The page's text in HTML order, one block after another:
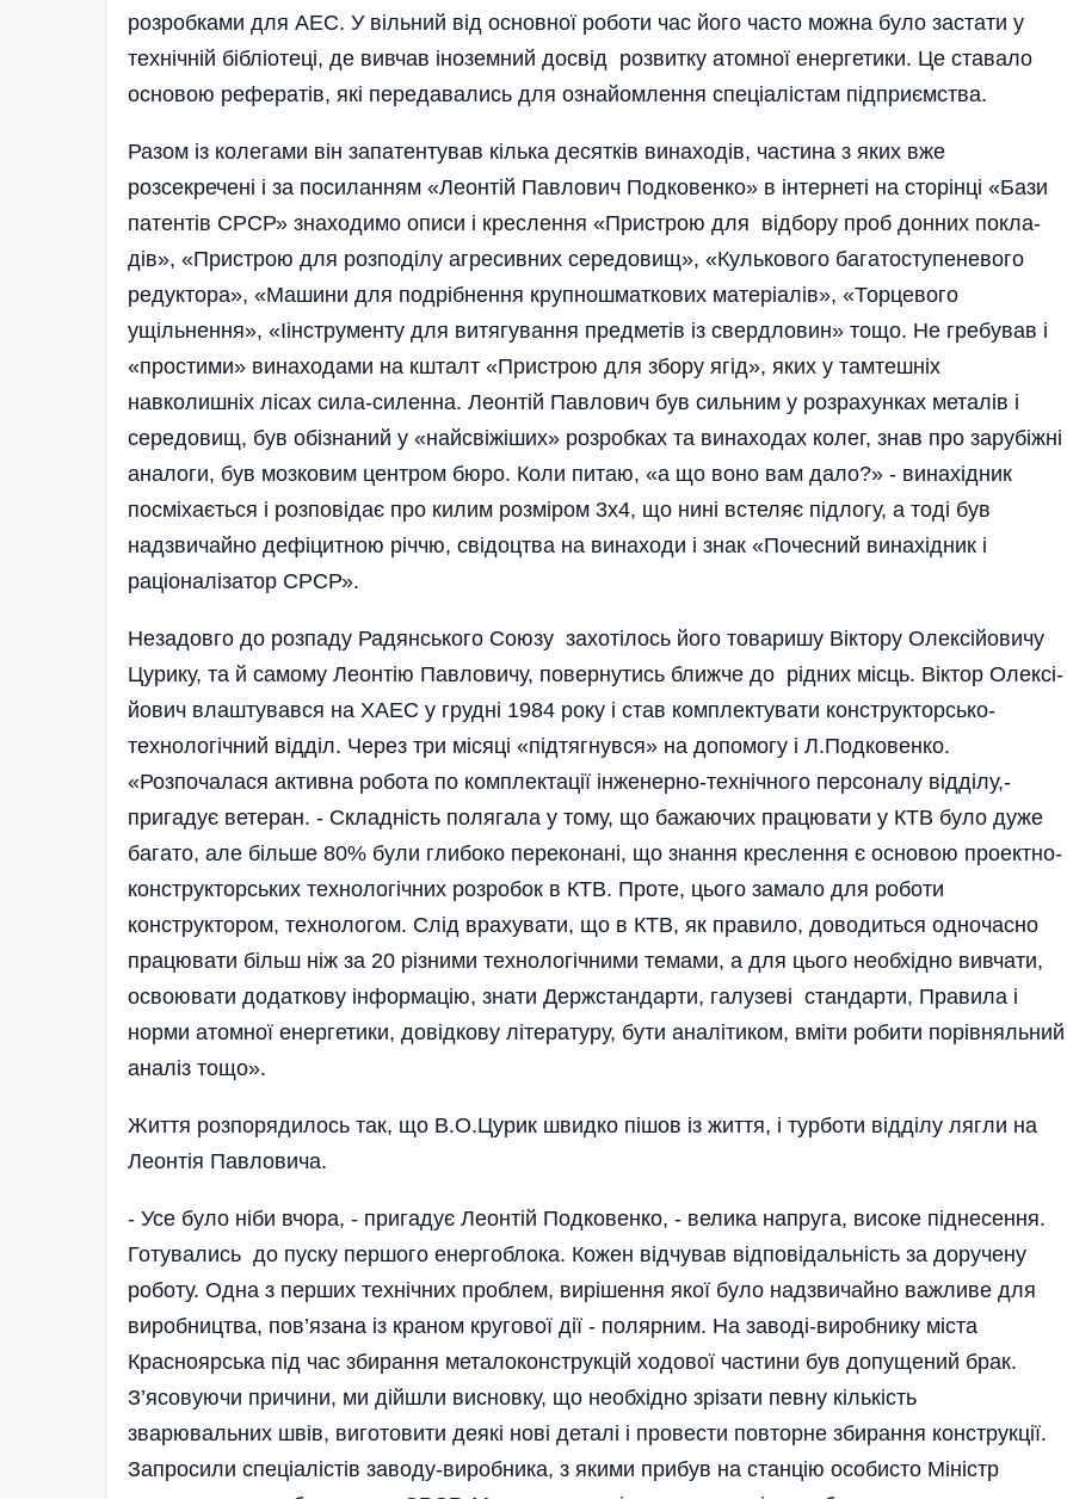
розробками для АЕС. У вільний від основної роботи час його часто можна було застати у
технічній бібліотеці, де вивчав іноземний досвід розвитку атомної енергетики. Це ставало
основою рефератів, які передавались для ознайомлення спеціалістам підприємства.
Разом із колегами він запатентував кілька десятків винаходів, час­тина з яких вже
розсекречені і за посиланням «Леонтій Павлович Под­ковенко» в інтернеті на сто­рін­ці «Бази
патентів СРСР» знаходимо описи і креслення «Пристрою для відбору проб донних покла­
дів», «Пристрою для роз­по­ді­лу агре­сив­них­ середовищ», «Кулькового бага­­т­о­ст­упе­невого
редуктора», «Машини для подрібнення крупношматкових матеріалів», «Торцевого
ущільнення», «Іінструменту для витягування предметів із сверд­ловин» тощо. Не гребував і
«простими» винаходами на кшталт «Прист­рою для збору ягід», яких у тамтешніх
навколишніх лісах сила-силенна. Леон­тій Павлович був сильним у розрахунках металів і
середовищ, був обізнаний у «най­свіжіших» розробках та винаходах колег, знав про зарубіжні
аналоги, був мозковим центром бюро. Коли питаю, «а що воно вам дало?» - винахідник
посміхається і розповідає про килим розміром 3х4, що нині встеляє підлогу, а тоді був
надзвичайно дефіцитною річчю, свідоцтва на винаходи і знак «Почесний винахідник і
раціоналізатор СРСР».
Незадовго до розпаду Радянського Союзу захотілось його товаришу Віктору Олексійовичу
Цурику, та й самому Леонтію Павловичу, повернутись ближче до рідних місць. Віктор Олексі­
йович влаштувався на ХАЕС у грудні 1984 року і став комплектувати конструкторсько-
технологічний відділ. Через три місяці «підтягнувся» на допомогу і Л.Подковенко.
«Розпочалася активна ро­бо­та по комплектації інженерно-технічного персоналу відділу,-
пригадує ветеран. - Складність полягала у тому, що бажаючих працювати у КТВ було дуже
багато, але більше 80% були глибоко перекона­ні, що знання креслення є основою проектно-
конструкторських технологіч­них розробок в КТВ. Проте, цього замало для роботи
конструктором, технологом. Слід врахувати, що в КТВ, як правило, доводиться одночасно
працювати більш ніж за 20 різними технологічними темами, а для цього необхідно вивчати,
освоювати додаткову інформацію, знати Держстандарти, галузеві стандарти, Правила і
норми атомної енергетики, довідкову літературу, бути аналітиком, вміти робити порівняльний
аналіз тощо».
Життя розпорядилось так, що В.О.Цурик швидко пішов із життя, і турботи відділу лягли на
Леонтія Павловича.
- Усе було ніби вчора, - пригадує Леонтій Подковенко, - велика напруга, високе піднесення.
Готувались до пуску першого енергоблока. Кожен відчував відповідальність за доручену
роботу. Одна з перших технічних проблем, вирішення якої було надзвичайно важливе для
виробництва, пов’язана із краном кругової дії - полярним. На заводі-виробнику міста
Красноярська під час збирання металоконструкцій ходової частини був допущений брак.
З’ясовуючи причини, ми дійшли висновку, що необхідно зрізати певну кількість
зварювальних швів, виготовити деякі нові деталі і провести повторне збирання конструкції.
Запросили спеціалістів заводу-виробника, з якими прибув на станцію особисто Міністр